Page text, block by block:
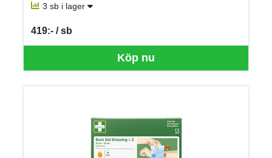
3 sb i lager
Köp nu
419:- / sb
SEK per SB